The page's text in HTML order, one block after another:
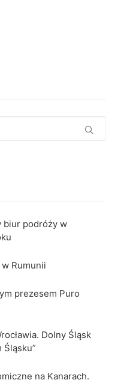
biur podróży w
Rumunii
prezesem Puro
Dolny Śląsk
Śląsku”
na Kanarach.